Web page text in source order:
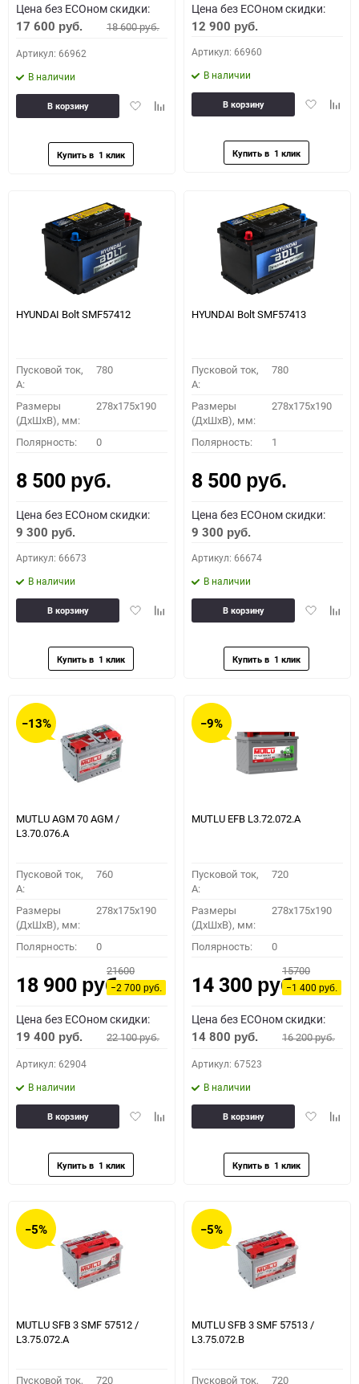
0 - обратная 1 - прямая 3 - обратная 4 - прямая
Цена без ECOном скидки:
17 600 руб. 18 600руб.
Артикул: 66962
В наличии
ДобавитьДобавить
В корзину
Цена без ECOном скидки:
12 900 руб.
Артикул: 66960
В наличии
Добавить
В корзину
HYUNDAI Bolt SMF57412
Пусковой ток,
A:
780
Размеры
(ДхШхВ), мм:
278x175x190
Полярность: 0
8 500 руб.
Цена без ECOном скидки:
9 300 руб.
Артикул: 66673
В наличии
ДобавитьДобавить
В корзину
HYUNDAI Bolt SMF57413
Пусковой ток,
A:
780
Размеры
(ДхШхВ), мм:
278x175x190
Полярность: 1
8 500 руб.
Цена без ECOном скидки:
9 300 руб.
Артикул: 66674
В наличии
Добавить
В корзину
−13%
MUTLU AGM 70 AGM /
L3.70.076.A
Пусковой ток,
A:
760
Размеры
(ДхШхВ), мм:
278x175x190
Полярность: 0
18 900 руб.
21600
−2 700руб.
Цена без ECOном скидки:
19 400 руб. 22 100руб.
Артикул: 62904
В наличии
ДобавитьДобавить
В корзину
−9%
MUTLU EFB L3.72.072.A
Пусковой ток,
A:
720
Размеры
(ДхШхВ), мм:
278x175x190
Полярность: 0
14 300 руб.
15700
−1 400руб.
Цена без ECOном скидки:
14 800 руб. 16 200руб.
Артикул: 67523
В наличии
Добавить
В корзину
−5%
MUTLU SFB 3 SMF 57512 /
L3.75.072.A
Пусковой ток, 720
−5%
MUTLU SFB 3 SMF 57513 /
L3.75.072.B
Пусковой ток, 720